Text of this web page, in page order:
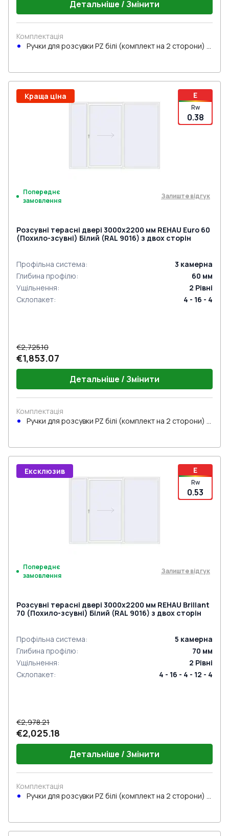
Детальніше / Змінити
Комплектація
Ручки для розсувки PZ білі (комплект на 2 сторони) з
E
Rw
0.38
Краща ціна
Попереднє
замовлення
Залиште відгук
Розсувні терасні двері 3000x2200 мм REHAU Euro 60
(Похило-зсувні) Білий (RAL 9016) з двох сторін
Профільна система: 3 камерна
Глибина профілю: 60 мм
Ущільнення: 2 Рівні
Склопакет: 4 - 16 - 4
€2,725.10
€1,853.07
Детальніше / Змінити
Комплектація
Ручки для розсувки PZ білі (комплект на 2 сторони) з
E
Rw
0.53
Ексклюзив
Попереднє
замовлення
Залиште відгук
Розсувні терасні двері 3000x2200 мм REHAU Brillant
70 (Похило-зсувні) Білий (RAL 9016) з двох сторін
Профільна система: 5 камерна
Глибина профілю: 70 мм
Ущільнення: 2 Рівні
Склопакет: 4 - 16 - 4 - 12 - 4
€2,978.21
€2,025.18
Детальніше / Змінити
Комплектація
Ручки для розсувки PZ білі (комплект на 2 сторони) з